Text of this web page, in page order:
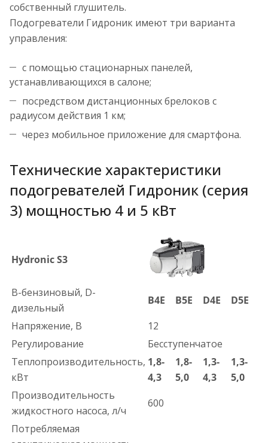
собственный глушитель.
Подогреватели Гидроник имеют три варианта
управления:
с помощью стационарных панелей,
устанавливающихся в салоне;
посредством дистанционных брелоков с
радиусом действия 1 км;
через мобильное приложение для смартфона.
Технические характеристики
подогревателей Гидроник (серия
3) мощностью 4 и 5 кВт
Hydronic S3
B-бензиновый, D-
дизельный
B4E B5E D4E
D5E
Напряжение, В
12
Регулирование
Бесступенчатое
Теплопроизводительность,
кВт
1,8-
4,3
1,8-
5,0
1,3-
4,3
1,3-
5,0
Производительность
жидкостного насоса, л/ч
600
Потребляемая